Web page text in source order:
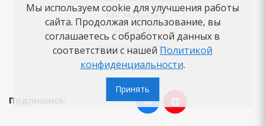
Как заказать
Новости
Вопросы-ответы
Бренды
Подпишись:
Мы используем cookie для улучшения работы
сайта. Продолжая использование, вы
соглашаетесь с обработкой данных в
соответствии с нашей Политикой
конфиденциальности.
Принять